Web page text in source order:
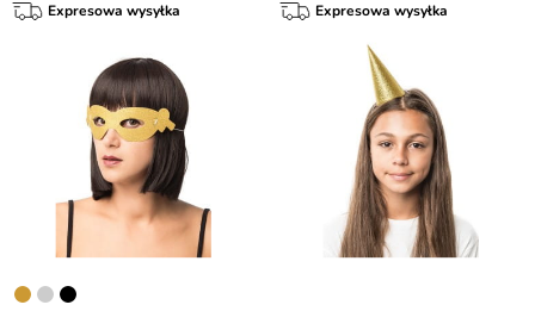
Expresowa wysyłka Expresowa wysyłka